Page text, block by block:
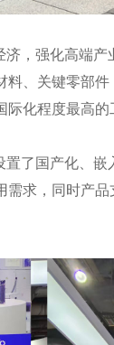
，强化高端
、关键零部
化程度最高的
置了国产化、嵌
求，同时产